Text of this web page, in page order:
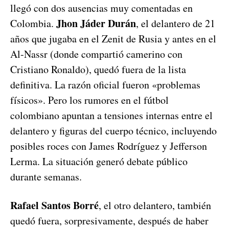
llegó con dos ausencias muy comentadas en
Colombia. Jhon Jáder Durán, el delantero de 21
años que jugaba en el Zenit de Rusia y antes en el
Al-Nassr (donde compartió camerino con
Cristiano Ronaldo), quedó fuera de la lista
definitiva. La razón oficial fueron «problemas
físicos». Pero los rumores en el fútbol
colombiano apuntan a tensiones internas entre el
delantero y figuras del cuerpo técnico, incluyendo
posibles roces con James Rodríguez y Jefferson
Lerma. La situación generó debate público
durante semanas.
Rafael Santos Borré, el otro delantero, también
quedó fuera, sorpresivamente, después de haber